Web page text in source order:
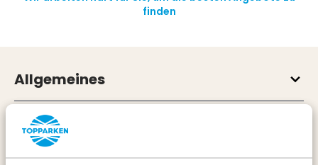
finden
Allgemeines
Service & Kontakt
Arten